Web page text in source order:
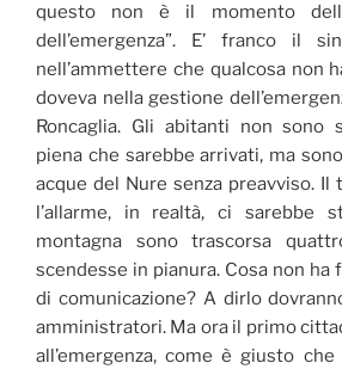
questo non è il momento
dell’emergenza”. E’ franco il
nell’ammettere che qualcosa non
doveva nella gestione
Roncaglia. Gli abitanti non sono
piena che sarebbe arrivati, ma
acque del Nure senza preavviso. Il
l’allarme, in realtà, ci sarebbe
montagna sono trascorsa
scendesse in pianura. Cosa non ha
di comunicazione? A dirlo
amministratori. Ma ora il primo
all’emergenza, come è giusto